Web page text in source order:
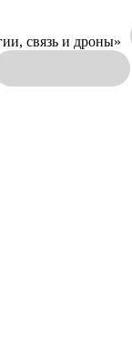
связь и дроны»